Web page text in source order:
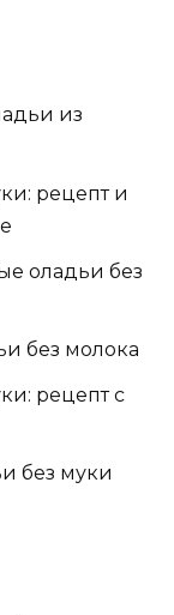
из
рецепт и
оладьи без
без молока
рецепт с
без муки